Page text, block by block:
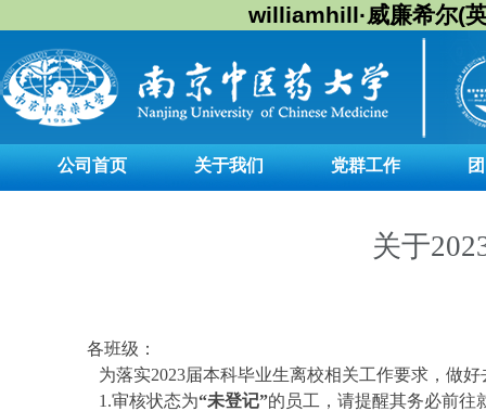
williamhill·威廉希尔(
公司首页 关于我们 党群工作
关于
各班级：
为落实2023届本科毕业生离校相关工作要求，做
1.审核状态为“未登记”的员工，请提醒其务必前往